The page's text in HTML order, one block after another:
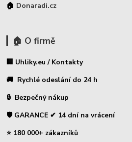
🏠 Donaradi.cz
🏠 O firmě
🏢 Uhliky.eu / Kontakty
🚚 Rychlé odeslání do 24 h
🔒 Bezpečný nákup
🛡️ GARANCE ✔ 14 dní na vrácení
⭐ 180 000+ zákazníků